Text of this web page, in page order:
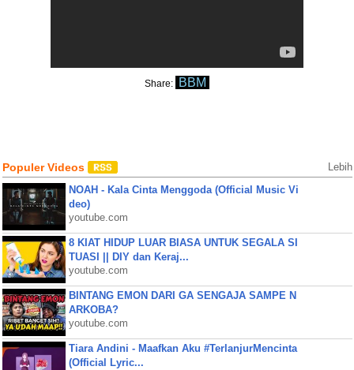
Share: BBM
Populer Videos Lebih
NOAH - Kala Cinta Menggoda (Official Music Vi
deo)
youtube.com
8 KIAT HIDUP LUAR BIASA UNTUK SEGALA SI
TUASI || DIY dan Keraj...
youtube.com
BINTANG EMON DARI GA SENGAJA SAMPE N
ARKOBA?
youtube.com
Tiara Andini - Maafkan Aku #TerlanjurMencinta
(Official Lyric...